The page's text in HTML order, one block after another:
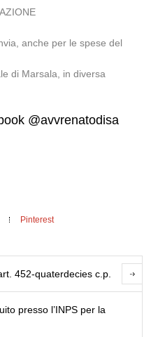
anche per le spese del
di Marsala, in diversa
@avvrenatodisa
Pinterest
452-quaterdecies c.p.
presso l’INPS per la